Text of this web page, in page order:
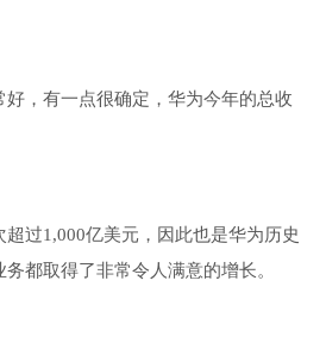
，有一点很确定，华为今年的总收
过1,000亿美元，因此也是华为历史
都取得了非常令人满意的增长。